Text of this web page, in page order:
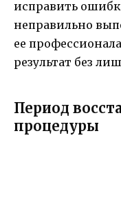
исправить
неправильно
ее
результат без
Период
процедуры